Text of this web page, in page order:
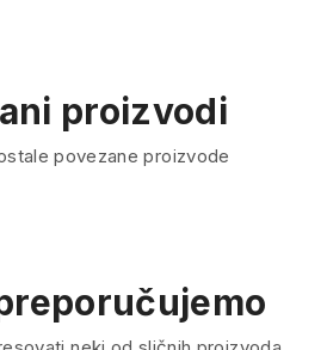
proizvodi
povezane proizvode